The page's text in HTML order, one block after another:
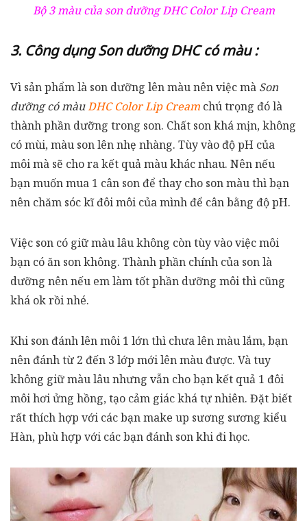
Bộ 3 màu của son dưỡng DHC Color Lip Cream
3. Công dụng Son dưỡng DHC có màu :
Vì sản phẩm là son dưỡng lên màu nên việc mà Son
dưỡng có màuDHC Color Lip Cream chú trọng đó là
thành phần dưỡng trong son. Chất son khá mịn, không
có mùi, màu son lên nhẹ nhàng. Tùy vào độ pH của
môi mà sẽ cho ra kết quả màu khác nhau. Nên nếu
bạn muốn mua 1 cân son để thay cho son màu thì bạn
nên chăm sóc kĩ đôi môi của mình để cân bằng độ pH.
Việc son có giữ màu lâu không còn tùy vào việc môi
bạn có ăn son không. Thành phần chính của son là
dưỡng nên nếu em làm tốt phần dưỡng môi thì cũng
khá ok rồi nhé.
Khi son đánh lên môi 1 lớn thì chưa lên màu lắm, bạn
nên đánh từ 2 đến 3 lớp mới lên màu được. Và tuy
không giữ màu lâu nhưng vẫn cho bạn kết quả 1 đôi
môi hơi ửng hồng, tạo cảm giác khá tự nhiên. Đặt biết
rất thích hợp với các bạn make up sương sương kiểu
Hàn, phù hợp với các bạn đánh son khi đi học.